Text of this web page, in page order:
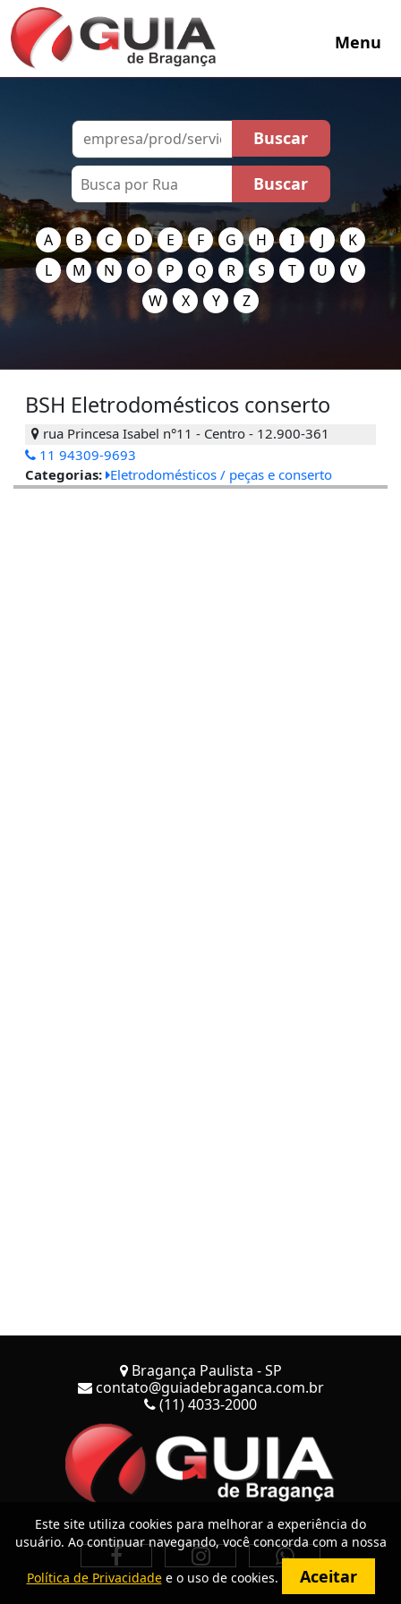
Menu
A B C D E F G H I J
K
L
M N O P Q R S T U
V
W
X Y Z
BSH Eletrodomésticos conserto
rua Princesa Isabel n°11 - Centro - 12.900-361
11 94309-9693
Categorias: Eletrodomésticos / peças e conserto
Bragança Paulista - SP
contato@guiadebraganca.com.br
(11) 4033-2000
Este site utiliza cookies para melhorar a experiência do
usuário. Ao continuar navegando, você concorda com a nossa
Política de Privacidadee o uso de cookies. Aceitar